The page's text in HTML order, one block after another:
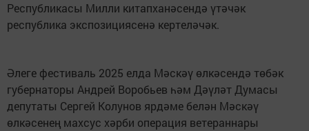
Республикасы Милли китапханәсендә үтәчәк
республика экспозициясенә кертеләчәк.
Әлеге фестиваль 2025 елда Мәскәү өлкәсендә төбәк
губернаторы Андрей Воробьев һәм Дәүләт Думасы
депутаты Сергей Колунов ярдәме белән Мәскәү
өлкәсенең махсус хәрби операция ветераннары